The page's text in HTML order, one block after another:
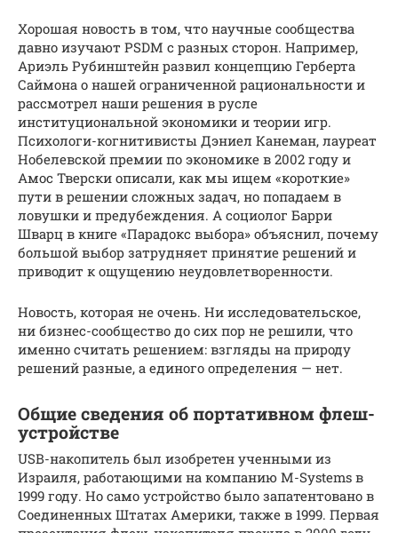
Хорошая новость в том, что научные сообщества
давно изучают PSDM с разных сторон. Например,
Ариэль Рубинштейн развил концепцию Герберта
Саймона о нашей ограниченной рациональности и
рассмотрел наши решения в русле
институциональной экономики и теории игр.
Психологи-когнитивисты Дэниел Канеман, лауреат
Нобелевской премии по экономике в 2002 году и
Амос Тверски описали, как мы ищем «короткие»
пути в решении сложных задач, но попадаем в
ловушки и предубеждения. А социолог Барри
Шварц в книге «Парадокс выбора» объяснил, почему
большой выбор затрудняет принятие решений и
приводит к ощущению неудовлетворенности.
Новость, которая не очень. Ни исследовательское,
ни бизнес-сообщество до сих пор не решили, что
именно считать решением: взгляды на природу
решений разные, а единого определения — нет.
Общие сведения об портативном флеш-
устройстве
USB-накопитель был изобретен ученными из
Израиля, работающими на компанию M-Systems в
1999 году. Но само устройство было запатентовано в
Соединенных Штатах Америки, также в 1999. Первая